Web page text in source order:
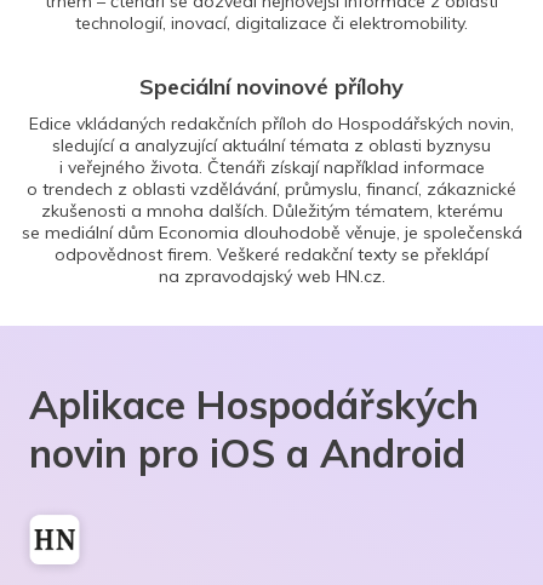
technologií, inovací, digitalizace či elektromobility.
Speciální novinové přílohy
Edice vkládaných redakčních příloh do Hospodářských novin,
sledující a analyzující aktuální témata z oblasti byznysu
i veřejného života. Čtenáři získají například informace
o trendech z oblasti vzdělávání, průmyslu, financí, zákaznické
zkušenosti a mnoha dalších. Důležitým tématem, kterému
se mediální dům Economia dlouhodobě věnuje, je společenská
odpovědnost firem. Veškeré redakční texty se překlápí
na zpravodajský web HN.cz.
Aplikace Hospodářských
novin pro iOS a Android